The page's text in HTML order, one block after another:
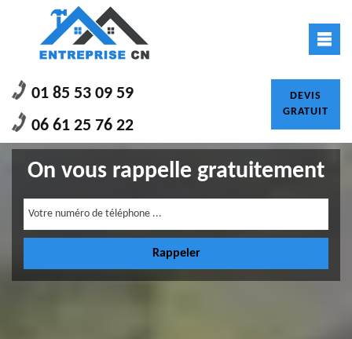
01 85 53 09 59
06 61 25 76 22
DEVIS
GRATUIT
On vous rappelle gratuitement